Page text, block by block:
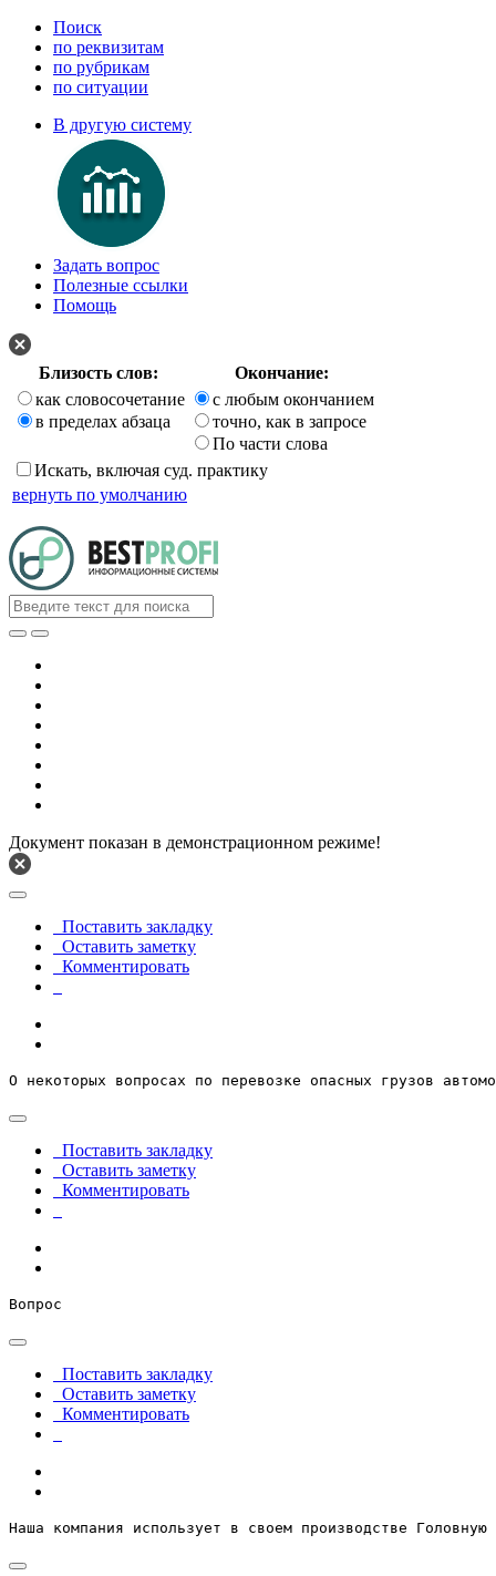
Поиск
по реквизитам
по рубрикам
по ситуации
В другую систему
Задать вопрос
Полезные ссылки
Помощь
Близость слов:
Окончание:
как словосочетание
в пределах абзаца
с любым окончанием
точно, как в запросе
По части слова
Искать, включая суд. практику
вернуть по умолчанию
Документ показан в демонстрационном режиме!
Поставить закладку
Оставить заметку
Комментировать
О некоторых вопросах по перевозке опасных грузов
Поставить закладку
Оставить заметку
Комментировать
Вопрос
Поставить закладку
Оставить заметку
Комментировать
Наша компания использует в своем производстве